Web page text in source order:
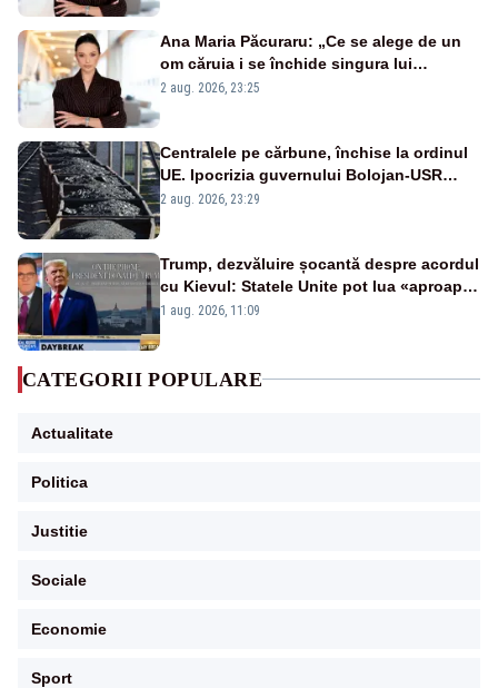
Ana Maria Păcuraru: „Ce se alege de un
om căruia i se închide singura lui
portiță?”
2 aug. 2026, 23:25
Centralele pe cărbune, închise la ordinul
UE. Ipocrizia guvernului Bolojan-USR
după starea de alertă
2 aug. 2026, 23:29
Trump, dezvăluire șocantă despre acordul
cu Kievul: Statele Unite pot lua «aproape
tot ce vor» din minele Ucrainei”
1 aug. 2026, 11:09
CATEGORII POPULARE
Actualitate
Politica
Justitie
Sociale
Economie
Sport